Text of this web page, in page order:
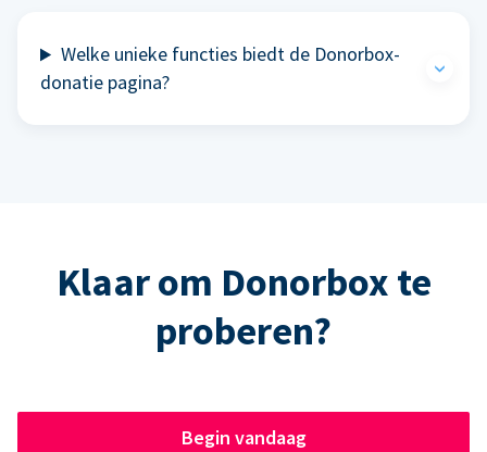
Welke unieke functies biedt de Donorbox-
donatie pagina?
Klaar om Donorbox te
proberen?
Begin vandaag